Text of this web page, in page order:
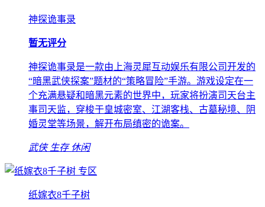
神探诡事录
暂无评分
神探诡事录是一款由上海灵犀互动娱乐有限公司开发的
“暗黑武侠探案”题材的“策略冒险”手游。游戏设定在一
个充满悬疑和暗黑元素的世界中，玩家将扮演司天台主
事司天监，穿梭于皇城密室、江湖客栈、古墓秘境、阴
婚灵堂等场景，解开布局缜密的诡案。
武侠 生存 休闲
专区
纸嫁衣8千子树